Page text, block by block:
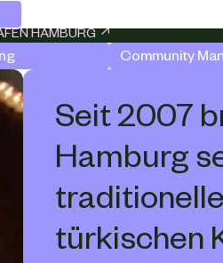
HAMBURG ↗
Community
Seit 2007
Hamburg
türkischen